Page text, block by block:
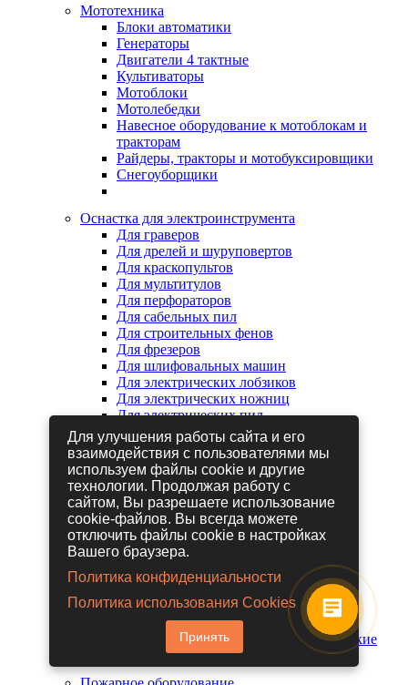
Мототехника
Блоки автоматики
Генераторы
Двигатели 4 тактные
Культиваторы
Мотоблоки
Мотолебедки
Навесное оборудование к мотоблокам и
тракторам
Райдеры, тракторы и мотобуксировщики
Снегоуборщики
Оснастка для электроинструмента
Для граверов
Для дрелей и шуруповертов
Для краскопультов
Для мультитулов
Для перфораторов
Для сабельных пил
Для строительных фенов
Для фрезеров
Для шлифовальных машин
Для электрических лобзиков
Для электрических ножниц
Для электрических пил
Для электрических рубанков
Пневмоинструмент
Гайковерты пневматические
Дрели пневматические
Другие пневмоинструменты
Заклепочники пневматические
Наборы пневмоинструмента
Пистолеты пневматические
Расходные материалы для
пневмоинструментов
Шланги для пневмоинструментов
Шлифовальные машины пневматические
Для улучшения работы сайта и его
взаимодействия с пользователями мы
используем файлы cookie и другие
технологии. Продолжая работу с
сайтом, Вы разрешаете использование
cookie-файлов. Вы всегда можете
отключить файлы cookie в настройках
Вашего браузера.
Политика конфиденциальности
Политика использования Cookies
Принять